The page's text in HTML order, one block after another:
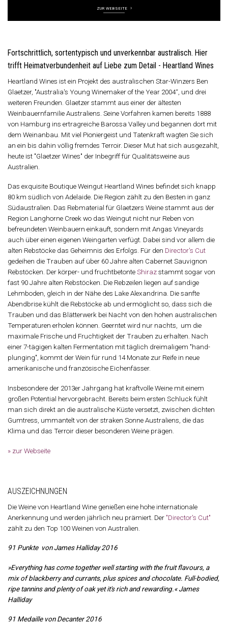
ZUR WEBSEITE
Fortschrittlich, sortentypisch und unverkennbar australisch. Hier
trifft Heimatverbundenheit auf Liebe zum Detail - Heartland Wines
Heartland Wines ist ein Projekt des australischen Star-Winzers Ben
Glaetzer, "Australia's Young Winemaker of the Year 2004“, und drei
weiteren Freunden. Glaetzer stammt aus einer der ältesten
Weinbauernfamilie Australiens. Seine Vorfahren kamen bereits 1888
von Hamburg ins ertragreiche Barossa Valley und begannen dort mit
dem Weinanbau. Mit viel Pioniergeist und Tatenkraft wagten Sie sich
an ein bis dahin völlig fremdes Terroir. Dieser Mut hat sich ausgezahlt,
heute ist "Glaetzer Wines" der Inbegriff für Qualitätsweine aus
Australien.
Das exquisite Boutique Weingut Heartland Wines befindet sich knapp
80 km südlich von Adelaide. Die Region zählt zu den Besten in ganz
Südaustralien. Das Rebmaterial für Glaetzers Weine stammt aus der
Region Langhorne Creek wo das Weingut nicht nur Reben von
befreundeten Weinbauern einkauft, sondern mit Angas Vineyards
auch über einen eigenen Weingarten verfügt. Dabei sind vor allem die
alten Rebstöcke das Geheimnis des Erfolgs. Für den Director's Cut
gedeihen die Trauben auf über 60 Jahre alten Cabernet Sauvignon
Rebstöcken. Der körper- und fruchtbetonteShirazstammt sogar von
fast 90 Jahre alten Rebstöcken. Die Rebzeilen liegen auf sandige
Lehmboden, gleich in der Nähe des Lake Alexandrina. Die sanfte
Abendbrise kühlt die Rebstöcke ab und ermöglicht so, dass sich die
Trauben und das Blätterwerk bei Nacht von den hohen australischen
Temperaturen erholen können. Geerntet wird nur nachts, um die
maximale Frische und Fruchtigkeit der Trauben zu erhalten. Nach
einer 7-tägigen kalten Fermentation mit täglich dreimaligem "hand-
plunging", kommt der Wein für rund 14 Monate zur Reife in neue
amerikanische und französische Eichenfässer.
Insbesondere der 2013er Jahrgang hat kraftvolle Weine mit einem
großen Potential hervorgebracht. Bereits beim ersten Schluck fühlt
man sich direkt an die australische Küste versetzt, zwischen dichten
Gumtress, ummantelt von der straken Sonne Australiens, die das
Klima und das Terroir dieser besonderen Weine prägen.
» zur Webseite
AUSZEICHNUNGEN
Die Weine von Heartland Wine genießen eine hohe internationale
Anerkennung und werden jährlich neu prämiert. Der "Director's Cut"
zählt zu den Top 100 Weinen von Australien.
91 Punkte von James Halliday 2016
»Everything has come together well starting with the fruit flavours, a
mix of blackberry and currants, plus spices and chocolate. Full-bodied,
ripe tannins and plenty of oak yet it's rich and rewarding.« James
Halliday
91 Medaille von Decanter 2016